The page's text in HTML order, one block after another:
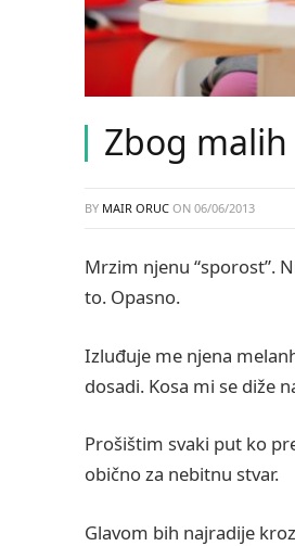
Zbog
BY MAIR ORUC ON 06/06/2013
Mrzim njenu “sporost”.
to. Opasno.
Izluđuje me njena
dosadi. Kosa mi se diže
Prošištim svaki put ko
obično za nebitnu stvar.
Glavom bih najradije